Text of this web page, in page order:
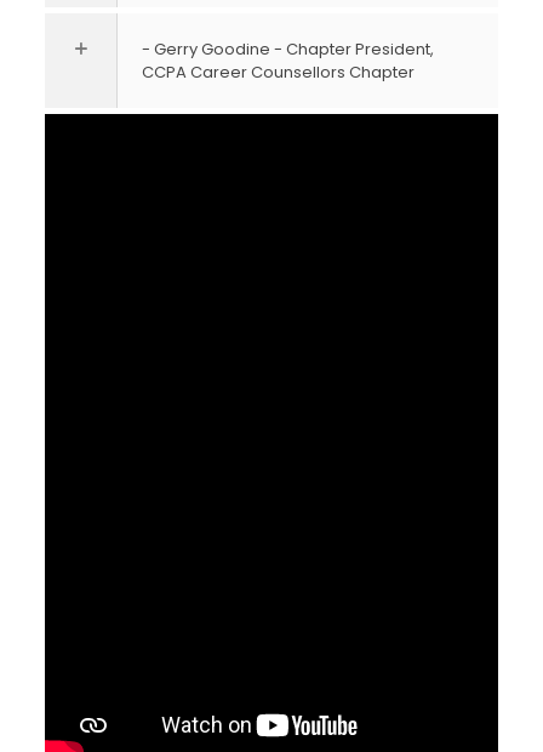
- Gerry Goodine - Chapter President,
CCPA Career Counsellors Chapter